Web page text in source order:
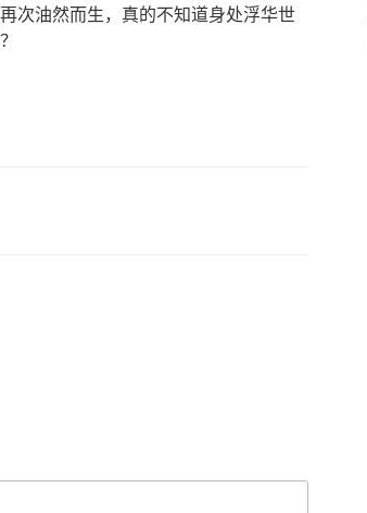
次油然而生，真的不知道身处浮华世